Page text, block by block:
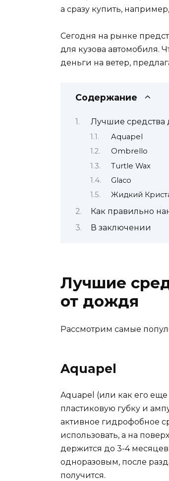
а сразу купить,
Сегодня на рынке
для кузова автомобиля.
деньги на ветер,
Содержание
Лучшие средства
Aquapel
Ombrello
Turtle Wax
Glaco
Жидкий
Как правильно
В заключении
Лучшие
от дождя
Рассмотрим самые
Aquapel
Aquapel (или как его еще
пластиковую губку и
активное гидрофобное
использовать, а на
держится до 3-4 месяцев.
одноразовым, после
получится.